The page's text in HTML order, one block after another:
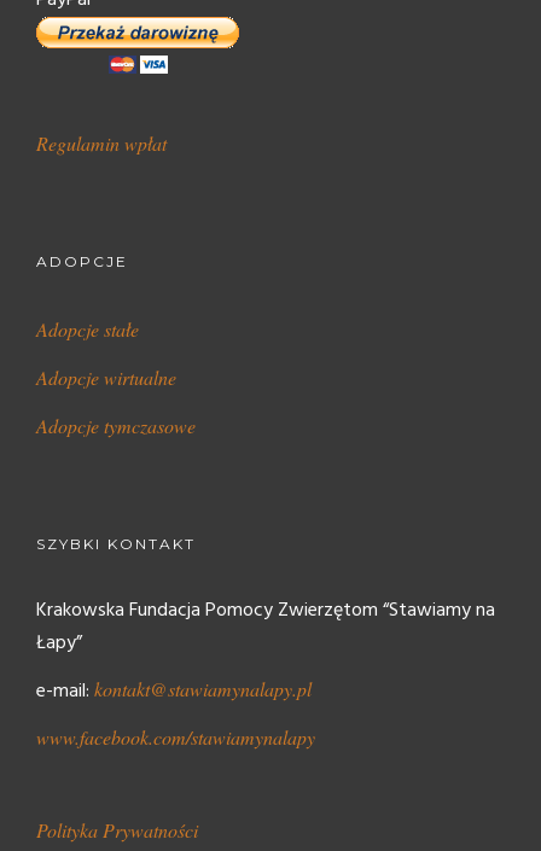
Regulamin wpłat
ADOPCJE
Adopcje stałe
Adopcje wirtualne
Adopcje tymczasowe
SZYBKI KONTAKT
Krakowska Fundacja Pomocy Zwierzętom “Stawiamy na
Łapy”
e-mail: kontakt@stawiamynalapy.pl
www.facebook.com/stawiamynalapy
Polityka Prywatności